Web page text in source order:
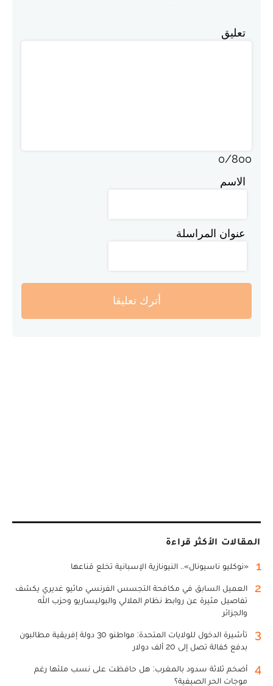
تعليق
0/800
الاسم
عنوان المراسلة
أترك تعليقا
المقالات الأكثر قراءة
1 «نوكليو ناسيونال».. النيونازية الإسبانية تخلع قناعها
2
العميل السابق في مكافحة التجسس الفرنسي ماثيو غديري يكشف
تفاصيل مثيرة عن روابط نظام الملالي والبوليساريو وحزب الله
والجزائر
3
تأشيرة الدخول للولايات المتحدة: مواطنو 30 دولة إفريقية مطالبون
بدفع كفالة تصل إلى 20 ألف دولار
4
أضخم ثلاثة سدود بالمغرب: هل حافظت على نسب ملئها رغم
موجات الحر الصيفية؟